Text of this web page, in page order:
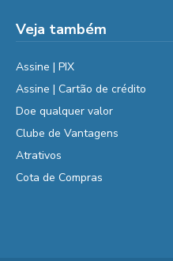
Veja também
Assine | PIX
Assine | Cartão de crédito
Doe qualquer valor
Clube de Vantagens
Atrativos
Cota de Compras